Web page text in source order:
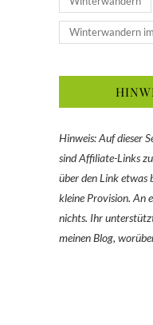
Winterwandern
Hinweis: Auf dieser
sind Affiliate-Links
über den Link etwas
kleine Provision. An
nichts. Ihr
meinen Blog,